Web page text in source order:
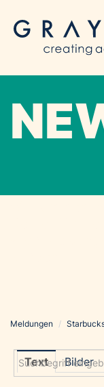
allen
Grayling Agentur
Meldungen /
Text Bilder